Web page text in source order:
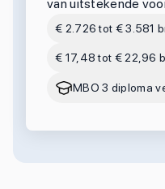
van uitstekende
€ 2.726 tot € 3.581
€ 17,48 tot € 22,96
MBO 3 diploma